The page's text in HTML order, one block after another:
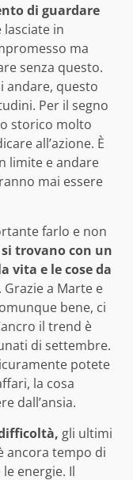
di guardare
lasciate in
ma
senza questo.
andare, questo
Per il segno
storico molto
all’azione. È
limite e andare
mai essere
farlo e non
trovano con un
vita e le cose da
a Marte e
bene, ci
il trend è
di settembre.
potete
la cosa
dall’ansia.
gli ultimi
ancora tempo di
energie. Il